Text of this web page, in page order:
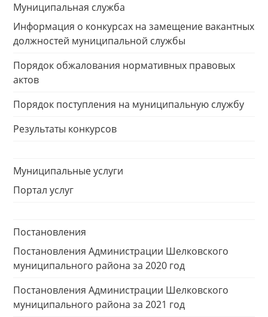
Муниципальная служба
Информация о конкурсах на замещение вакантных
должностей муниципальной службы
Порядок обжалования нормативных правовых
актов
Порядок поступления на муниципальную службу
Результаты конкурсов
Муниципальные услуги
Портал услуг
Постановления
Постановления Администрации Шелковского
муниципального района за 2020 год
Постановления Администрации Шелковского
муниципального района за 2021 год